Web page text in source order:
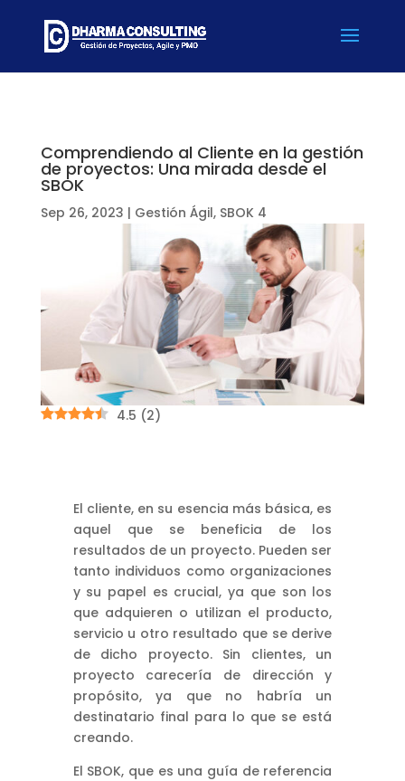
Comprendiendo al Cliente en la gestión
de proyectos: Una mirada desde el
SBOK
Sep 26, 2023 | Gestión Ágil, SBOK 4
4.5 (2)
El cliente, en su esencia más básica, es
aquel que se beneficia de los
resultados de un proyecto. Pueden ser
tanto individuos como organizaciones
y su papel es crucial, ya que son los
que adquieren o utilizan el producto,
servicio u otro resultado que se derive
de dicho proyecto. Sin clientes, un
proyecto carecería de dirección y
propósito, ya que no habría un
destinatario final para lo que se está
creando.
El SBOK, que es una guía de referencia